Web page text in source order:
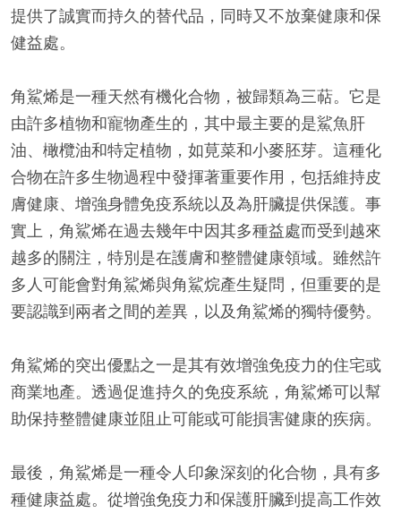
提供了誠實而持久的替代品，同時又不放棄健康和保
健益處。
角鯊烯是一種天然有機化合物，被歸類為三萜。它是
由許多植物和寵物產生的，其中最主要的是鯊魚肝
油、橄欖油和特定植物，如莧菜和小麥胚芽。這種化
合物在許多生物過程中發揮著重要作用，包括維持皮
膚健康、增強身體免疫系統以及為肝臟提供保護。事
實上，角鯊烯在過去幾年中因其多種益處而受到越來
越多的關注，特別是在護膚和整體健康領域。雖然許
多人可能會對角鯊烯與角鯊烷產生疑問，但重要的是
要認識到兩者之間的差異，以及角鯊烯的獨特優勢。
角鯊烯的突出優點之一是其有效增強免疫力的住宅或
商業地產。透過促進持久的免疫系統，角鯊烯可以幫
助保持整體健康並阻止可能或可能損害健康的疾病。
最後，角鯊烯是一種令人印象深刻的化合物，具有多
種健康益處。從增強免疫力和保護肝臟到提高工作效